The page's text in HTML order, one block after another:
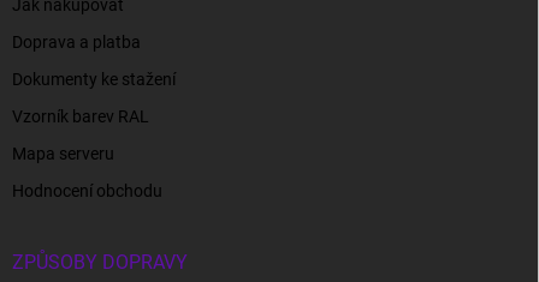
Jak nakupovat
Doprava a platba
Dokumenty ke stažení
Vzorník barev RAL
Mapa serveru
Hodnocení obchodu
ZPŮSOBY DOPRAVY